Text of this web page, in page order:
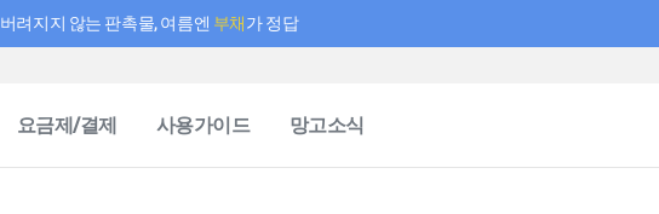
버려지지 않는 판촉물, 여름엔 부채가 정답
요금제/결제 사용가이드 망고소식